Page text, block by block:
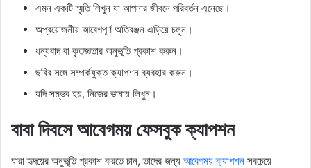
এমন একটি স্মৃতি লিখুন যা আপনার জীবনে পরিবর্তন এনেছে।
অপ্রয়োজনীয় আবেগপূর্ণ অতিরঞ্জন এড়িয়ে চলুন।
ধন্যবাদ বা কৃতজ্ঞতার অনুভূতি প্রকাশ করুন।
ছবির সঙ্গে সম্পর্কযুক্ত ক্যাপশন ব্যবহার করুন।
যদি সম্ভব হয়, নিজের ভাষায় লিখুন।
বাবা দিবসে আবেগময় ফেসবুক ক্যাপশন
যারা হৃদয়ের অনুভূতি প্রকাশ করতে চান, তাদের জন্য আবেগময় ক্যাপশন সবচেয়ে